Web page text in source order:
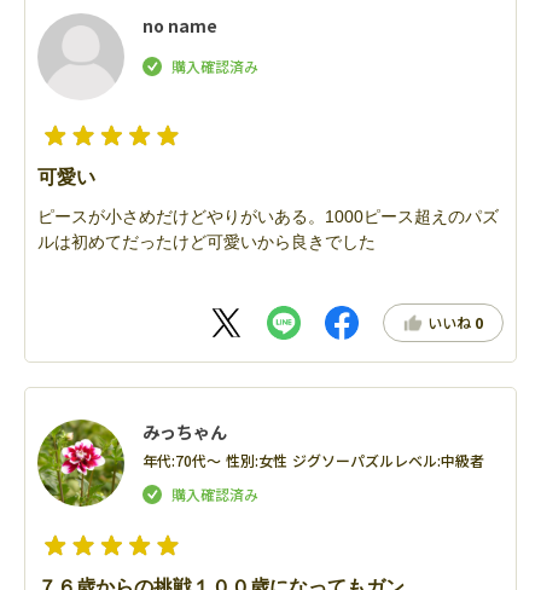
no name
可愛い
ピースが小さめだけどやりがいある。1000ピース超えのパズ
ルは初めてだったけど可愛いから良きでした
いいね 0
みっちゃん
年代:70代～ 性別:女性 ジグソーパズルレベル:中級者